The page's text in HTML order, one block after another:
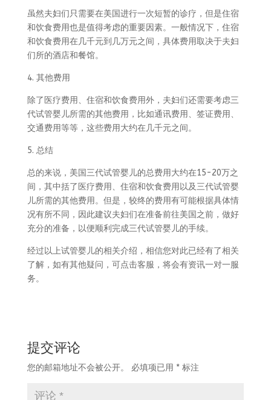
虽然夫妇们只需要在美国进行一次短暂的诊疗，但是住宿
和饮食费用也是值得考虑的重要因素。一般情况下，住宿
和饮食费用在几千元到几万元之间，具体费用取决于夫妇
们所的酒店和餐馆。
4. 其他费用
除了医疗费用、住宿和饮食费用外，夫妇们还需要考虑三
代试管婴儿所需的其他费用，比如通讯费用、签证费用、
交通费用等等，这些费用大约在几千元之间。
5. 总结
总的来说，美国三代试管婴儿的总费用大约在15-20万之
间，其中括了医疗费用、住宿和饮食费用以及三代试管婴
儿所需的其他费用。但是，较终的费用有可能根据具体情
况有所不同，因此建议夫妇们在准备前往美国之前，做好
充分的准备，以便顺利完成三代试管婴儿的手续。
经过以上试管婴儿的相关介绍，相信您对此已经有了相关
了解，如有其他疑问，可点击客服，将会有资讯一对一服
务。
提交评论
您的邮箱地址不会被公开。 必填项已用 *标注